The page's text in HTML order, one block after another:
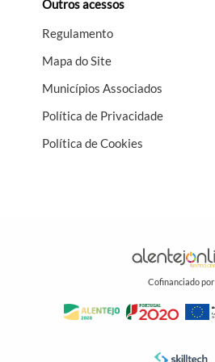
Outros acessos
Regulamento
Mapa do Site
Municípios Associados
Política de Privacidade
Política de Cookies
Cofinanciado por